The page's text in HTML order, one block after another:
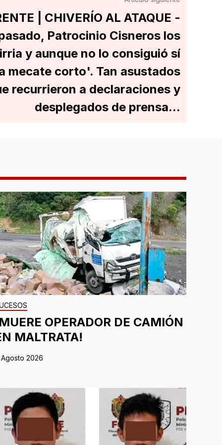
| CHIVERÍO AL ATAQUE -
Patrocinio Cisneros los
y aunque no lo consiguió sí
mecate corto'. Tan asustados
recurrieron a declaraciones y
desplegados de prensa...
OPERADOR DE CAMIÓN
MALTRATA!
2026